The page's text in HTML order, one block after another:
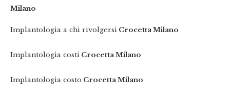
Milano
Implantologia a chi rivolgersi Crocetta Milano
Implantologia costi Crocetta Milano
Implantologia costo Crocetta Milano